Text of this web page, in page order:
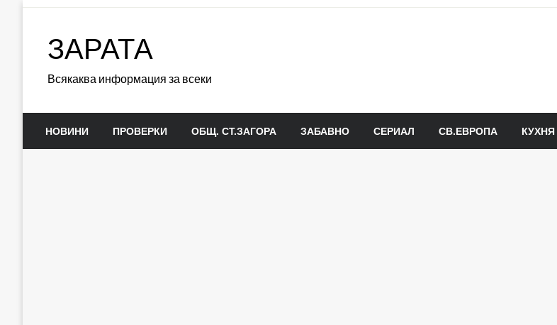
ЗАРАТА
Всякаква информация за всеки
НОВИНИ ПРОВЕРКИ ОБЩ. СТ.ЗАГОРА ЗАБАВНО СЕРИАЛ СВ.ЕВРОПА КУХНЯ